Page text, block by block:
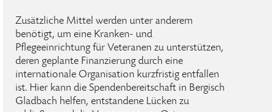
Zusätzliche Mittel werden unter anderem
benötigt, um eine Kranken- und
Pflegeeinrichtung für Veteranen zu unterstützen,
deren geplante Finanzierung durch eine
internationale Organisation kurzfristig entfallen
ist. Hier kann die Spendenbereitschaft in Bergisch
Gladbach helfen, entstandene Lücken zu